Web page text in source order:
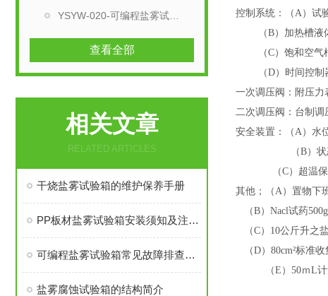
查看全部
相关文章
RELATED ARTICLES
干烧盐雾试验箱的维护保养手册
PP板材盐雾试验箱安装须知及注意事项
可编程盐雾试验箱常见故障排查与塔式喷雾系统的日常维护技巧
盐雾腐蚀试验箱的结构简介
控制系统：（A）试
（B）加热槽液
（C）饱和空
（D）时间控制
一次调压阀：附压力
二次调压阀：台制调
安全装置：（A）水
（B）
（C）超温
其他；（A）置物下
（B）Nacl试药
（C）10公斤升之
（D）80cm²标准收
（E ） 50ｍL计